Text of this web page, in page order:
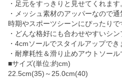
・足元をすっきりと見せてくれます
・メッシュ素材のアッパーなので
時期やスポーツシーンにぴったりで
・どんな格好にも合わせやすいシン
・4cmソールでスタイルアップでき
・耐摩耗性＆滑り止めアウトソール
■サイズ(単位:約cm)
22.5cm(35)～25.0cm(40)